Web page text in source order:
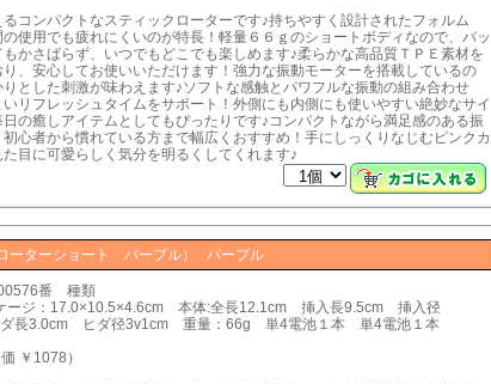
コンパクトなスティックローターです♪持ちやすく設計されたフォルム
使用でも疲れにくいのが特長！軽量６６ｇのショートボディなので、バッ
もかさばらず、いつでもどこでも楽しめます♪柔らかな高品質ＴＰＥ素材を
、安心してお使いいただけます！強力な振動モーターを搭載しているの
とした刺激が味わえます♪ソフトな感触とパワフルな振動の組み合わせ
リフレッシュタイムをサポート！外側にも内側にも使いやすい絶妙なサイ
日の癒しアイテムとしてもぴったりです♪コンパクトながら満足感のある振
心者から慣れている方まで幅広くおすすめ！手にしっくりなじむピンクカ
た目に可愛らしく気分を明るくしてくれます♪
ーターショート パープル） パープル
番 種類
ージ：17.0×10.5×4.6cm 本体:全長12.1cm 挿入長9.5cm 挿入径
長3.0cm ヒダ径3v1cm 重量：66g 単4電池１本 単4電池１本
価 ￥1078）